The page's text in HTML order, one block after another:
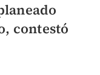
contestó